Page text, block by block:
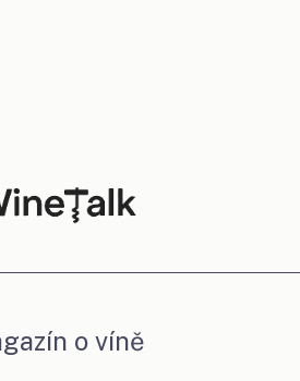
o víně